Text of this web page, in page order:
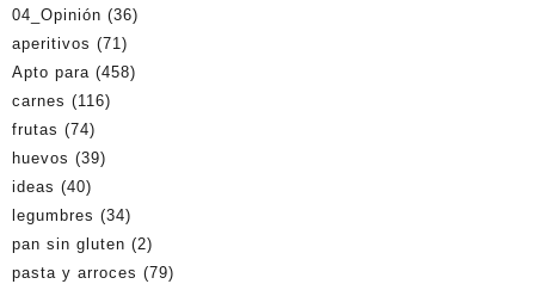
04_Opinión (36)
aperitivos (71)
Apto para (458)
carnes (116)
frutas (74)
huevos (39)
ideas (40)
legumbres (34)
pan sin gluten (2)
pasta y arroces (79)